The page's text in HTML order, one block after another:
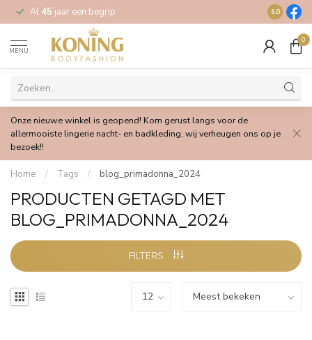
Al 45 jaar een begrip Gratis
9.0
MENU
0
Onze nieuwe winkel is geopend! Kom gerust langs voor de
allermooiste lingerie nacht- en badkleding, wij verheugen ons op je
bezoek!!
Home / Tags / blog_primadonna_2024
PRODUCTEN GETAGD MET
BLOG_PRIMADONNA_2024
FILTERS